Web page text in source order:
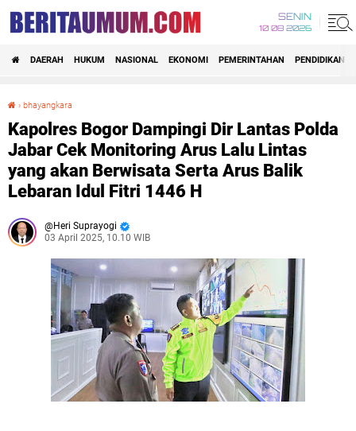
SENIN
10 08 2026
DAERAH HUKUM NASIONAL EKONOMI PEMERINTAHAN PENDIDIKAN
› bhayangkara
Kapolres Bogor Dampingi Dir Lantas Polda
Jabar Cek Monitoring Arus Lalu Lintas
yang akan Berwisata Serta Arus Balik
Lebaran Idul Fitri 1446 H
Heri Suprayogi
03 April 2025, 10.10 WIB